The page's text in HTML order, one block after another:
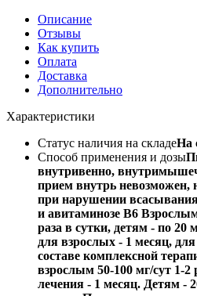
Описание
Отзывы
Как купить
Оплата
Доставка
Дополнительно
Характеристики
Статус наличия на складеНа
Способ применения и дозы
внутривенно,
прием внутрь невозможен,
при нарушении
и авитаминозе B6
раза в сутки, детям - по 20
для взрослых - 1 месяц,
составе комплексной
взрослым 50-100 мг/сут 1-2
лечения - 1 месяц. Детям -